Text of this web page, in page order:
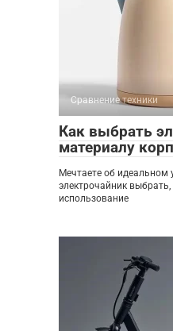
Сравнение техники
Как выбрать
материалу
Мечтаете об идеальном
электрочайник
использование